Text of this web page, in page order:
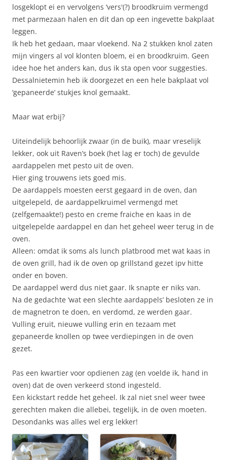
losgeklopt ei en vervolgens ‘vers'(?) broodkruim vermengd
met parmezaan halen en dit dan op een ingevette bakplaat
leggen.
Ik heb het gedaan, maar vloekend. Na 2 stukken knol zaten
mijn vingers al vol klonten bloem, ei en broodkruim. Geen
idee hoe het anders kan, dus ik sta open voor suggesties.
Dessalnietemin heb ik doorgezet en een hele bakplaat vol
‘gepaneerde’ stukjes knol gemaakt.
Maar wat erbij?
Uiteindelijk behoorlijk zwaar (in de buik), maar vreselijk
lekker, ook uit Raven’s boek (het lag er toch) de gevulde
aardappelen met pesto uit de oven.
Hier ging trouwens iets goed mis.
De aardappels moesten eerst gegaard in de oven, dan
uitgelepeld, de aardappelkruimel vermengd met
(zelfgemaakte!) pesto en creme fraiche en kaas in de
uitgelepelde aardappel en dan het geheel weer terug in de
oven.
Alleen: omdat ik soms als lunch platbrood met wat kaas in
de oven grill, had ik de oven op grillstand gezet ipv hitte
onder en boven.
De aardappel werd dus niet gaar. Ik snapte er niks van.
Na de gedachte ‘wat een slechte aardappels’ besloten ze in
de magnetron te doen, en verdomd, ze werden gaar.
Vulling eruit, nieuwe vulling erin en tezaam met
gepaneerde knollen op twee verdiepingen in de oven
gezet.
Pas een kwartier voor opdienen zag (en voelde ik, hand in
oven) dat de oven verkeerd stond ingesteld.
Een kickstart redde het geheel. Ik zal niet snel weer twee
gerechten maken die allebei, tegelijk, in de oven moeten.
Desondanks was alles wel erg lekker!